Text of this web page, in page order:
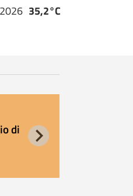
35,2°C
di